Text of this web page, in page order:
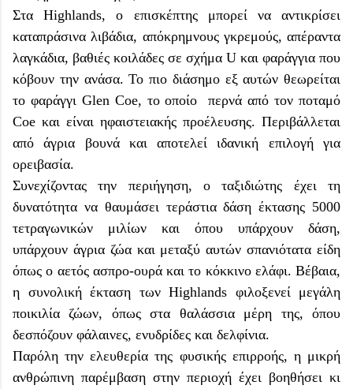
Στα Highlands, ο επισκέπτης μπορεί να αντικρίσει
καταπράσινα λιβάδια, απόκρημνους γκρεμούς, απέραντα
λαγκάδια, βαθιές κοιλάδες σε σχήμα U και φαράγγια που
κόβουν την ανάσα. Το πιο διάσημο εξ αυτών θεωρείται
το φαράγγι Glen Coe, το οποίο περνά από τον ποταμό
Coe και είναι ηφαιστειακής προέλευσης. Περιβάλλεται
από άγρια βουνά και αποτελεί ιδανική επιλογή για
ορειβασία.
Συνεχίζοντας την περιήγηση, ο ταξιδιώτης έχει τη
δυνατότητα να θαυμάσει τεράστια δάση έκτασης 5000
τετραγωνικών μιλίων και όπου υπάρχουν δάση,
υπάρχουν άγρια ζώα και μεταξύ αυτών σπανιότατα είδη
όπως ο αετός ασπρο-ουρά και το κόκκινο ελάφι. Βέβαια,
η συνολική έκταση των Highlands φιλοξενεί μεγάλη
ποικιλία ζώων, όπως στα θαλάσσια μέρη της, όπου
δεσπόζουν φάλαινες, ενυδρίδες και δελφίνια.
Παρόλη την ελευθερία της φυσικής επιρροής, η μικρή
ανθρώπινη παρέμβαση στην περιοχή έχει βοηθήσει κι